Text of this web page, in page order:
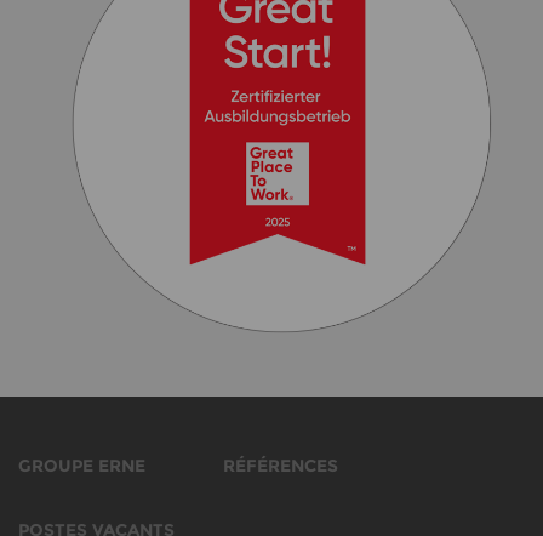
GROUPE ERNE RÉFÉRENCES
POSTES VACANTS